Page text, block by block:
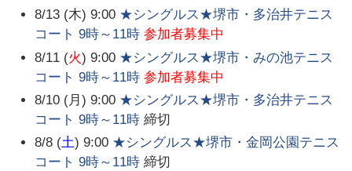
8/13 (木) 9:00 ★シングルス★堺市・多治井テニス
コート 9時～11時 参加者募集中
8/11 (火) 9:00 ★シングルス★堺市・みの池テニス
コート 9時～11時 参加者募集中
8/10 (月) 9:00 ★シングルス★堺市・多治井テニス
コート 9時～11時 締切
8/8 (土) 9:00 ★シングルス★堺市・金岡公園テニス
コート 9時～11時 締切